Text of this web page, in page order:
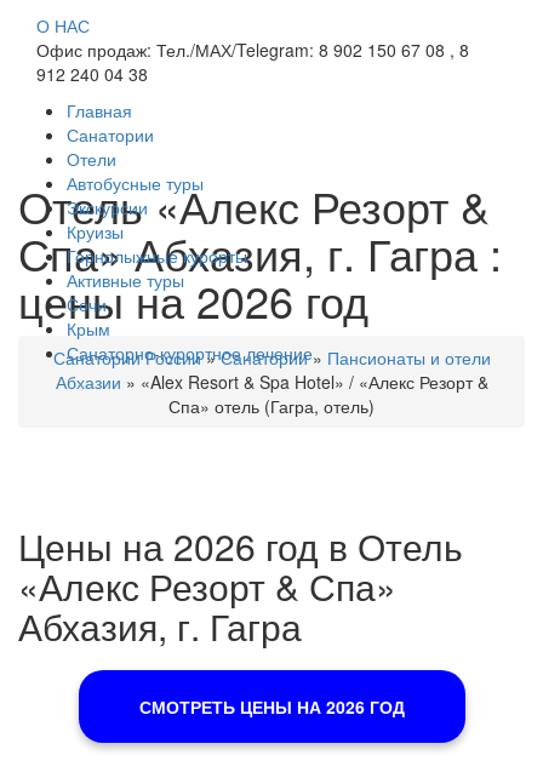
О НАС
Офис продаж: Тел./МАХ/Telegram: 8 902 150 67 08 , 8
912 240 04 38
Главная
Санатории
Отели
Автобусные туры
Экскурсии
Круизы
Горнолыжные курорты
Активные туры
Сочи
Крым
Санаторно-курортное лечение
Отель «Алекс Резорт &
Спа» Абхазия, г. Гагра :
цены на 2026 год
Санатории России»Санатории» Пансионаты и отели
Абхазии » «Alex Resort & Spa Hotel» / «Алекс Резорт &
Спа» отель (Гагра, отель)
Цены на 2026 год в Отель
«Алекс Резорт & Спа»
Абхазия, г. Гагра
СМОТРЕТЬ ЦЕНЫ НА 2026 ГОД